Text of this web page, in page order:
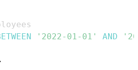
'2022-01-01' AND